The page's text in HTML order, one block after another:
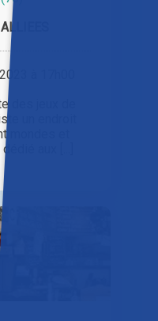
à 17h00
des jeux de
un endroit
mondes et
aux [...]